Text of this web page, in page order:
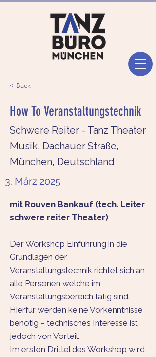
< Back
How To Veranstaltungstechnik
Schwere Reiter - Tanz Theater
Musik, Dachauer Straße,
München, Deutschland
3. März 2025
mit Rouven Bankauf (tech. Leiter
schwere reiter Theater)
Der Workshop Einführung in die
Grundlagen der
Veranstaltungstechnik richtet sich an
alle Personen welche im
Veranstaltungsbereich tätig sind.
Hierfür werden keine Vorkenntnisse
benötig – technisches Interesse ist
jedoch von Vorteil.
Im ersten Drittel des Workshop wird